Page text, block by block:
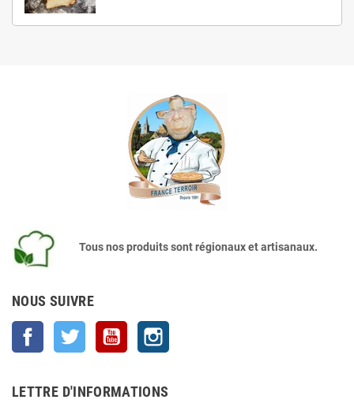
Tous nos produits sont régionaux et artisanaux.
NOUS SUIVRE
Facebook Twitter YouTube
LETTRE D'INFORMATIONS